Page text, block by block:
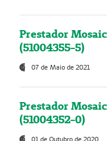
Prestador
(51004355-5)
07 de Maio de 2021
Prestador
(51004352-0)
01 de Outubro de 2020